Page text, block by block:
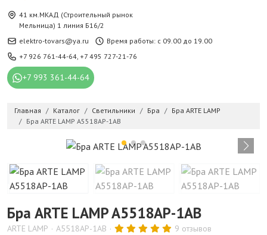
41 км.МКАД (Строительный рынок
Мельница) 1 линия Б16/2
elektro-tovars@ya.ru
Время работы: с 09.00 до 19.00
+7 926 761-44-64, +7 495 727-21-76
+7 993 361-44-64
Главная Каталог Светильники Бра
Бра ARTE LAMP
Бра ARTE LAMP A5518AP-1AB
Бра ARTE LAMP A5518AP-1AB
ARTE LAMP A5518AP-1AB 9 отзывов